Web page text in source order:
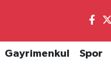
Gayrimenkul Spor